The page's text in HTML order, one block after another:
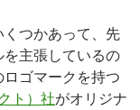
つかあって、先
主張しているの
ゴマークを持つ
ト）社がオリジナ